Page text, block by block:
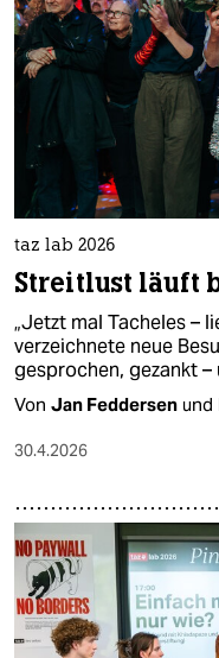
taz lab 2026
Streitlust läuft
„Jetzt mal Tacheles –
verzeichnete neue
gesprochen, gezankt
Von Jan Feddersen und
30.4.2026